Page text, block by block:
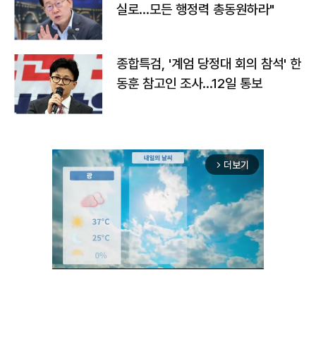
실로…모든 행정력 총동원하라"
종합특검, '계엄 당정대 회의 참석' 한
동훈 참고인 조사...12일 통보
arrow_forward_ios 더보기